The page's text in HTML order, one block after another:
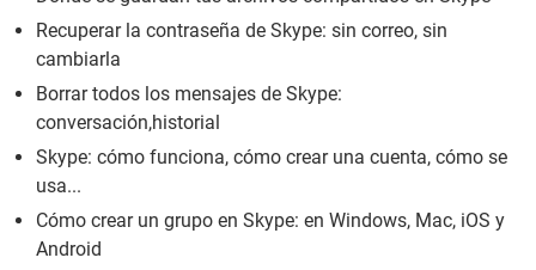
Recuperar la contraseña de Skype: sin correo, sin
cambiarla
Borrar todos los mensajes de Skype:
conversación,historial
Skype: cómo funciona, cómo crear una cuenta, cómo se
usa...
Cómo crear un grupo en Skype: en Windows, Mac, iOS y
Android